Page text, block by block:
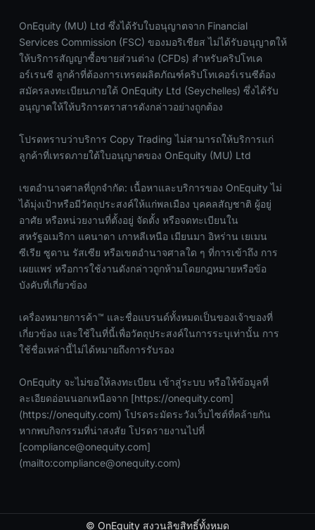
OnEquity (MU) Ltd ซึ่งได้รับใบอนุญาตจาก Financial
Services Commission (FSC) ของมอริเชียส ไม่ได้รับอนุญาตให้
ให้บริการสัญญาซื้อขายส่วนต่าง (CFDs) สำหรับคริปโทเค
อร์เรนซี ลูกค้าที่ต้องการเทรดผลิตภัณฑ์คริปโทเคอร์เรนซีต้อง
สมัครลงทะเบียนภายใต้ OnEquity Ltd (Seychelles) ซึ่งได้รับ
อนุญาตให้ให้บริการตราสารดังกล่าวอย่างถูกต้อง
โปรดทราบว่าบริการ Copy Trading ไม่สามารถให้บริการแก่
ลูกค้าที่เทรดภายใต้ใบอนุญาตของ OnEquity (MU) Ltd
เขตอำนาจศาลที่ถูกจำกัด: เนื้อหาและบริการของ OnEquity ไม่
ได้มุ่งเป้าหรือมีวัตถุประสงค์ให้แก่พลเมือง บุคคลสัญชาติ ผู้อยู่
อาศัย หรือหน่วยงานที่ตั้งอยู่ จัดตั้ง หรือจดทะเบียนใน
สหรัฐอเมริกา แคนาดา เกาหลีเหนือ เมียนมา อิหร่าน เยเมน
ซีเรีย ซูดาน รัสเซีย หรือเขตอำนาจศาลใด ๆ ที่การเข้าถึง การ
เผยแพร่ หรือการใช้งานดังกล่าวถูกห้ามโดยกฎหมายหรือข้อ
บังคับที่เกี่ยวข้อง
เครื่องหมายการค้า™ และชื่อแบรนด์ทั้งหมดเป็นของเจ้าของที่
เกี่ยวข้อง และใช้ในที่นี้เพื่อวัตถุประสงค์ในการระบุเท่านั้น การ
ใช้ชื่อเหล่านี้ไม่ได้หมายถึงการรับรอง
OnEquity จะไม่ขอให้ลงทะเบียน เข้าสู่ระบบ หรือให้ข้อมูลที่
ละเอียดอ่อนนอกเหนือจาก [https://onequity.com]
(https://onequity.com) โปรดระมัดระวังเว็บไซต์ที่คล้ายกัน
หากพบกิจกรรมที่น่าสงสัย โปรดรายงานไปที่
[compliance@onequity.com]
(mailto:compliance@onequity.com)
© OnEquity สงวนลิขสิทธิ์ทั้งหมด